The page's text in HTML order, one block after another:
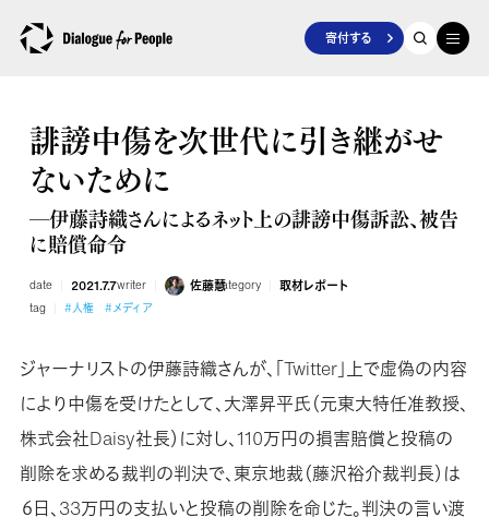
寄付する
誹謗中傷を次世代に引き継がせ
ないために
―伊藤詩織さんによるネット上の誹謗中傷訴訟、被告
に賠償命令
date 2021.7.7writer 佐藤慧category 取材レポート
tag #人権 #メディア
ジャーナリストの伊藤詩織さんが、「Twitter」上で虚偽の内容
により中傷を受けたとして、大澤昇平氏（元東大特任准教授、
株式会社Daisy社長）に対し、110万円の損害賠償と投稿の
削除を求める裁判の判決で、東京地裁（藤沢裕介裁判長）は
６日、33万円の支払いと投稿の削除を命じた。判決の言い渡